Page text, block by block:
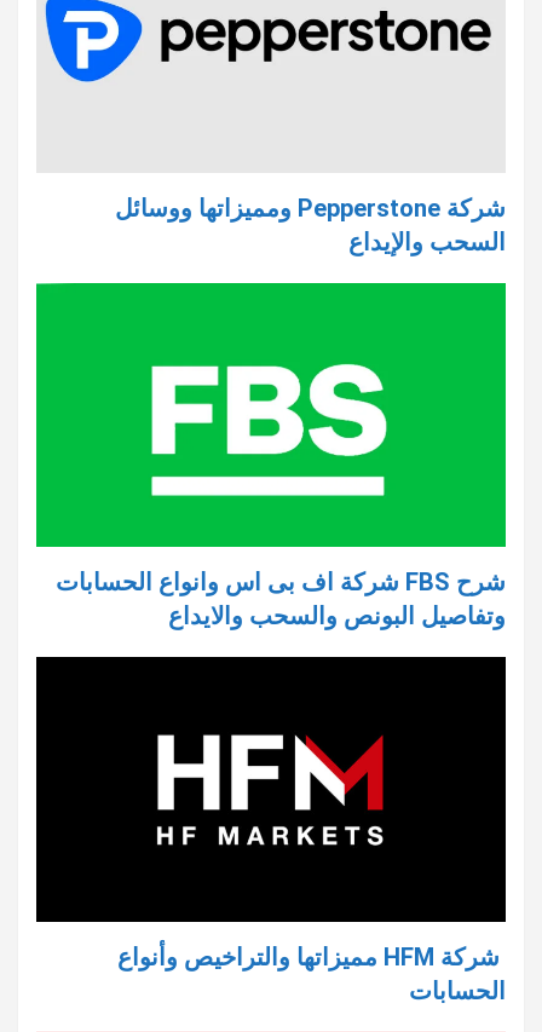
شركة Pepperstone ومميزاتها ووسائل
السحب والإيداع
شرح FBS شركة اف بى اس وانواع الحسابات
وتفاصيل البونص والسحب والايداع
شركة HFM مميزاتها والتراخيص وأنواع
الحسابات